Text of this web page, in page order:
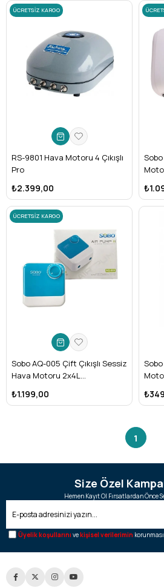
RS-9801 Hava Motoru 4 Çıkışlı
Pro
₺2.399,00
ÜCRETSIZ KARGO
Sobo
Sobo AQ-005 Çift Çıkışlı Sessiz
Hava Motoru 2x4L
₺1.199,00
ÜCRETSIZ KARGO
Sobo
1
Size Özel
Hemen Kayıt Ol Fırsatlardan Önce
Üyelik koşullarını vekişisel verilerimin